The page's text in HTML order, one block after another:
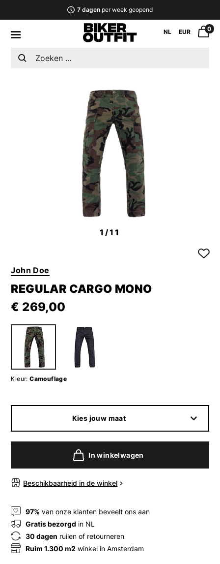
7 dagenper week geopend
NL EUR 0
1 /11
John Doe
REGULAR CARGO MONO
€ 269,00
Kleur: Camouflage
Kies jouw maat
In winkelwagen
Beschikbaarheid in de winkel
97% van onze klanten beveelt ons aan
Gratis bezorgd in NL
30 dagen ruilen of retourneren
Ruim 1.300 m2 winkel in Amsterdam